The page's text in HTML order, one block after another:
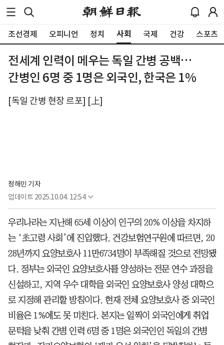
조선경제 오피니언 정치 사회 국제 건강 스포츠
전세계 인력이 메우는 독일 간병 공백…
간병인 6명 중 1명은 외국인, 한국은 1%
[독일 간병 현장 르포] [上]
정해민 기자
업데이트 2025.10.04. 12:54
우리나라는 지난해 65세 이상이 인구의 20% 이상을 차지하
는 ‘초고령 사회’에 진입했다. 건강보험연구원에 따르면, 20
28년까지 요양보호사 11만6734명이 부족해질 것으로 전망됐
다. 정부는 외국인 요양보호사를 양성하는 전문 연수 과정을
신설하고, 지역 우수 대학을 외국인 요양보호사 양성 대학으
로 지정해 관리할 방침이다. 현재 전체 요양보호사 중 외국인
비율은 1%에도 못 미친다. 본지는 일찍이 외국인에게 취업
문턱을 낮춰 간병 인력 6명 중 1명은 외국인인 독일의 간병